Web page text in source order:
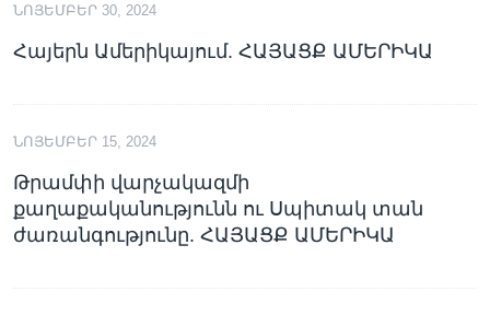
ՆՈՅԵՄԲԵՐ 30, 2024
Հայերն Ամերիկայում. ՀԱՅԱՑՔ ԱՄԵՐԻԿԱ
ՆՈՅԵՄԲԵՐ 15, 2024
Թրամփի վարչակազմի
քաղաքականությունն ու Սպիտակ տան
ժառանգությունը. ՀԱՅԱՑՔ ԱՄԵՐԻԿԱ